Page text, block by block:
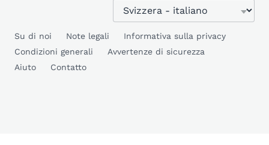
Su di noi Note legali
Informativa sulla privacy
Condizioni generali
Avvertenze di sicurezza
Aiuto
Contatto